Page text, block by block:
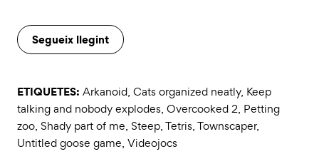
Segueix llegint
ETIQUETES: Arkanoid, Cats organized neatly, Keep
talking and nobody explodes, Overcooked 2, Petting
zoo, Shady part of me, Steep,Tetris,Townscaper,
Untitled goose game, Videojocs